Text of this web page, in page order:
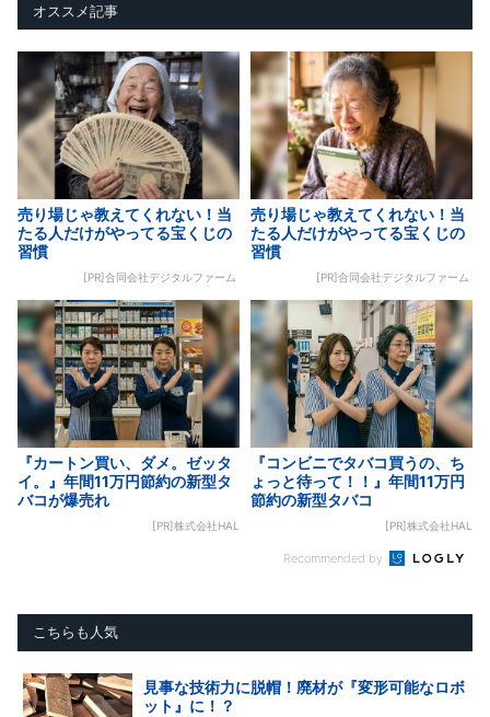
オススメ記事
売り場じゃ教えてくれない！当
たる人だけがやってる宝くじの
習慣
[PR]合同会社デジタルファーム
売り場じゃ教えてくれない！当
たる人だけがやってる宝くじの
習慣
[PR]合同会社デジタルファーム
『カートン買い、ダメ。ゼッタ
イ。』年間11万円節約の新型タ
バコが爆売れ
[PR]株式会社HAL
『コンビニでタバコ買うの、ち
ょっと待って！！』年間11万円
節約の新型タバコ
[PR]株式会社HAL
Recommended by
こちらも人気
見事な技術力に脱帽！廃材が『変形可能なロボ
ット』に！？